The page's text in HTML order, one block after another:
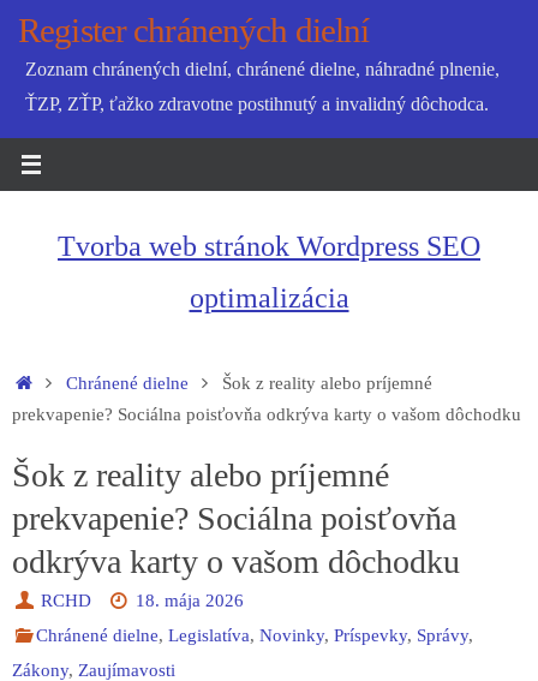
SkipRegister chránených dielní
Zoznam chránených dielní, chránené dielne, náhradné plnenie,
ŤZP, ZŤP, ťažko zdravotne postihnutý a invalidný dôchodca.
Tvorba web stránok Wordpress SEO
optimalizácia
HomeChránené dielne
Šok z reality alebo príjemné
prekvapenie? Sociálna poisťovňa odkrýva karty o vašom dôchodku
Šok z reality alebo príjemné
prekvapenie? Sociálna poisťovňa
odkrýva karty o vašom dôchodku
RCHD
18. mája 2026
Chránené dielne,Legislatíva,Novinky,Príspevky, Správy,
Zákony, Zaujímavosti